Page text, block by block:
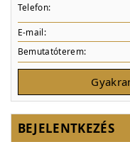
Telefon:
E-mail:
Bemutatóterem:
BEJELENTKEZÉS